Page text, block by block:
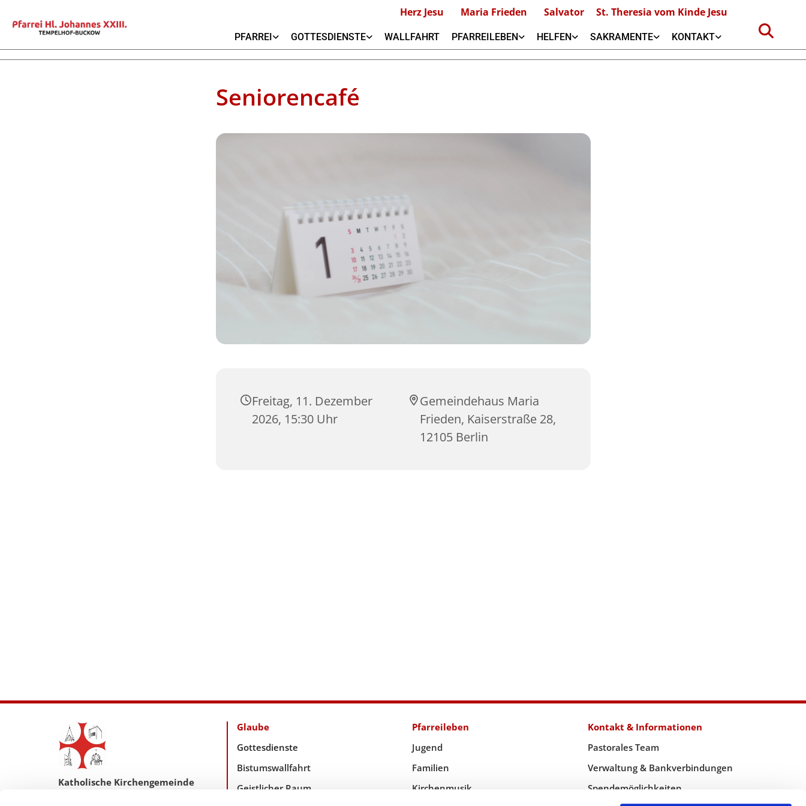
Herz Jesu Maria Frieden Salvator St. Theresia vom Kinde Jesu
PFARREI GOTTESDIENSTE WALLFAHRT PFARREILEBEN HELFEN SAKRAMENTE KONTAKT
Seniorencafé
Freitag, 11. Dezember
2026, 15:30 Uhr
Gemeindehaus Maria
Frieden, Kaiserstraße 28,
12105 Berlin
Katholische Kirchengemeinde
Glaube
Gottesdienste
Bistumswallfahrt
Geistlicher Raum
Pfarreileben
Jugend
Familien
Kirchenmusik
Kontakt & Informationen
Pastorales Team
Verwaltung & Bankverbindungen
Spendemöglichkeiten